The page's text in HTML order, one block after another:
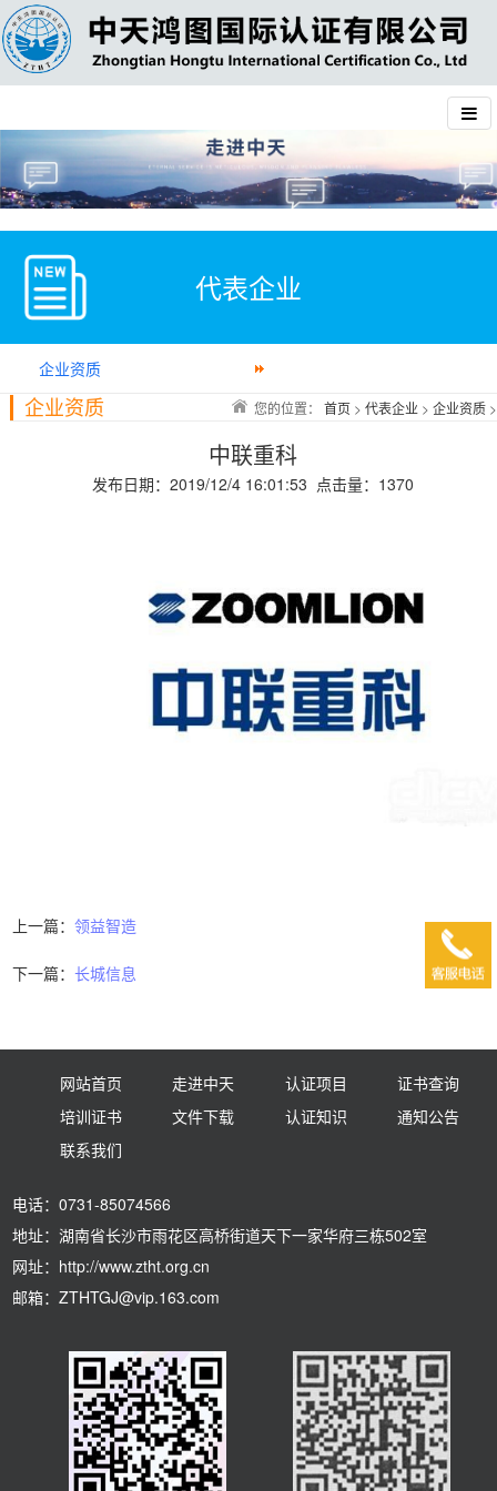
代表企业
企业资质
企业资质
您的位置： 首页 > 代表企业 > 企业资质 >
中联重科
发布日期：2019/12/4 16:01:53 点击量：1370
上一篇： 领益智造
下一篇： 长城信息
网站首页 走进中天 认证项目
证书查询
培训证书
文件下载 认证知识
通知公告
联系我们
电话：0731-85074566
地址：湖南省长沙市雨花区高桥街道天下一家华府三栋502室
网址：http://www.ztht.org.cn
邮箱：ZTHTGJ@vip.163.com